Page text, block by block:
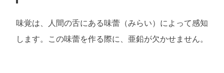
味覚は、人間の舌にある味蕾（みらい）によって感知
します。この味蕾を作る際に、亜鉛が欠かせません。